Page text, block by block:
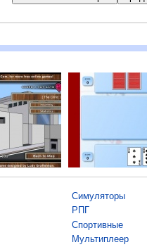
Симуляторы
РПГ
Спортивные
Мультиплеер